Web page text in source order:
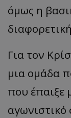
όμως η
Για τον
μια ομάδα
που έπαιξε